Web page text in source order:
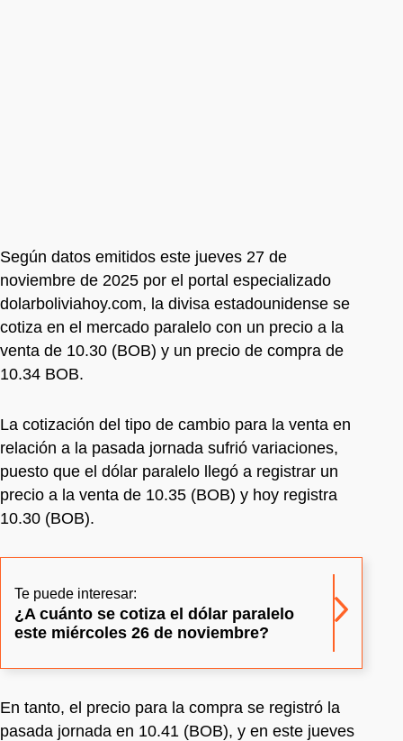
Según datos emitidos este jueves 27 de
noviembre de 2025 por el portal especializado
dolarboliviahoy.com, la divisa estadounidense se
cotiza en el mercado paralelo con un precio a la
venta de 10.30 (BOB) y un precio de compra de
10.34 BOB.
La cotización del tipo de cambio para la venta en
relación a la pasada jornada sufrió variaciones,
puesto que el dólar paralelo llegó a registrar un
precio a la venta de 10.35 (BOB) y hoy registra
10.30 (BOB).
Te puede interesar:
¿A cuánto se cotiza el dólar paralelo
este miércoles 26 de noviembre?
En tanto, el precio para la compra se registró la
pasada jornada en 10.41 (BOB), y en este jueves